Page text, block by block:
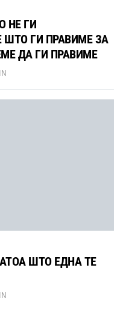
НЕ ГИ
ШТО ГИ ПРАВИМЕ ЗА
ДА ГИ ПРАВИМЕ
ШТО ЕДНА ТЕ